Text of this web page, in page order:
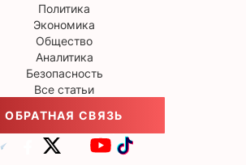
Политика
Экономика
Общество
Аналитика
Безопасность
Все статьи
ОБРАТНАЯ СВЯЗЬ